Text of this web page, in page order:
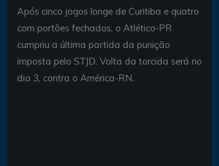
Após cinco jogos longe de Curitiba e quatro
com portões fechados, o Atlético-PR
cumpriu a última partida da punição
imposta pelo STJD. Volta da torcida será no
dia 3, contra o América-RN.